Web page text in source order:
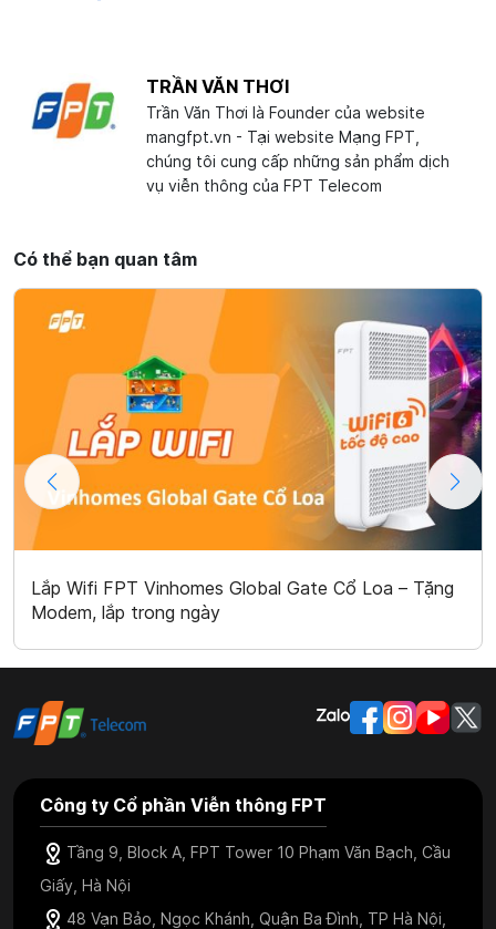
TRẦN VĂN THƠI
Trần Văn Thơi là Founder của website
mangfpt.vn - Tại website Mạng FPT,
chúng tôi cung cấp những sản phẩm dịch
vụ viễn thông của FPT Telecom
Có thể bạn quan tâm
Lắp Wifi FPT Vinhomes Global Gate Cổ Loa – Tặng
Modem, lắp trong ngày
Công ty Cổ phần Viễn thông FPT
Tầng 9, Block A, FPT Tower 10 Phạm Văn Bạch, Cầu
Giấy, Hà Nội
48 Vạn Bảo, Ngọc Khánh, Quận Ba Đình, TP Hà Nội,